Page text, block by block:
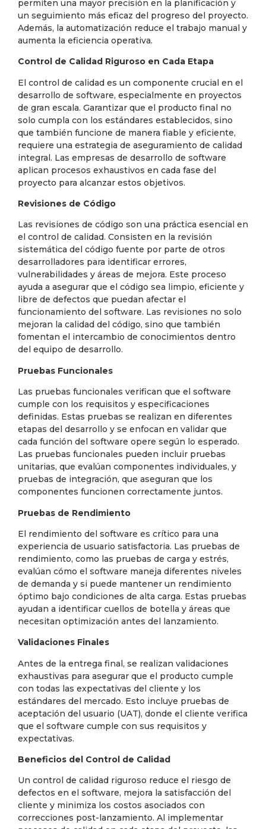
permiten una mayor precisión en la planificación y
un seguimiento más eficaz del progreso del proyecto.
Además, la automatización reduce el trabajo manual y
aumenta la eficiencia operativa.
Control de Calidad Riguroso en Cada Etapa
El control de calidad es un componente crucial en el
desarrollo de software, especialmente en proyectos
de gran escala. Garantizar que el producto final no
solo cumpla con los estándares establecidos, sino
que también funcione de manera fiable y eficiente,
requiere una estrategia de aseguramiento de calidad
integral. Las empresas de desarrollo de software
aplican procesos exhaustivos en cada fase del
proyecto para alcanzar estos objetivos.
Revisiones de Código
Las revisiones de código son una práctica esencial en
el control de calidad. Consisten en la revisión
sistemática del código fuente por parte de otros
desarrolladores para identificar errores,
vulnerabilidades y áreas de mejora. Este proceso
ayuda a asegurar que el código sea limpio, eficiente y
libre de defectos que puedan afectar el
funcionamiento del software. Las revisiones no solo
mejoran la calidad del código, sino que también
fomentan el intercambio de conocimientos dentro
del equipo de desarrollo.
Pruebas Funcionales
Las pruebas funcionales verifican que el software
cumple con los requisitos y especificaciones
definidas. Estas pruebas se realizan en diferentes
etapas del desarrollo y se enfocan en validar que
cada función del software opere según lo esperado.
Las pruebas funcionales pueden incluir pruebas
unitarias, que evalúan componentes individuales, y
pruebas de integración, que aseguran que los
componentes funcionen correctamente juntos.
Pruebas de Rendimiento
El rendimiento del software es crítico para una
experiencia de usuario satisfactoria. Las pruebas de
rendimiento, como las pruebas de carga y estrés,
evalúan cómo el software maneja diferentes niveles
de demanda y si puede mantener un rendimiento
óptimo bajo condiciones de alta carga. Estas pruebas
ayudan a identificar cuellos de botella y áreas que
necesitan optimización antes del lanzamiento.
Validaciones Finales
Antes de la entrega final, se realizan validaciones
exhaustivas para asegurar que el producto cumple
con todas las expectativas del cliente y los
estándares del mercado. Esto incluye pruebas de
aceptación del usuario (UAT), donde el cliente verifica
que el software cumple con sus requisitos y
expectativas.
Beneficios del Control de Calidad
Un control de calidad riguroso reduce el riesgo de
defectos en el software, mejora la satisfacción del
cliente y minimiza los costos asociados con
correcciones post-lanzamiento. Al implementar